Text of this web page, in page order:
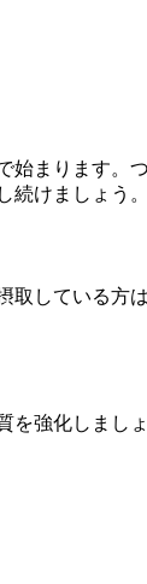
まります。
けましょう。
している方
強化しまし